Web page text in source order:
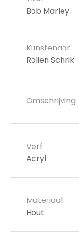
Bob Marley
Kunstenaar
Rolien Schrik
Omschrijving
Verf
Acryl
Materiaal
Hout